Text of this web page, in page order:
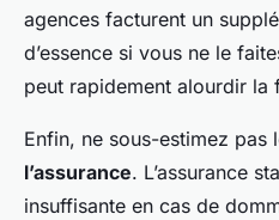
agences facturent un
d’essence si vous ne le
peut rapidement alourdir la
Enfin, ne sous-estimez pas
l’assurance. L’assurance
insuffisante en cas de